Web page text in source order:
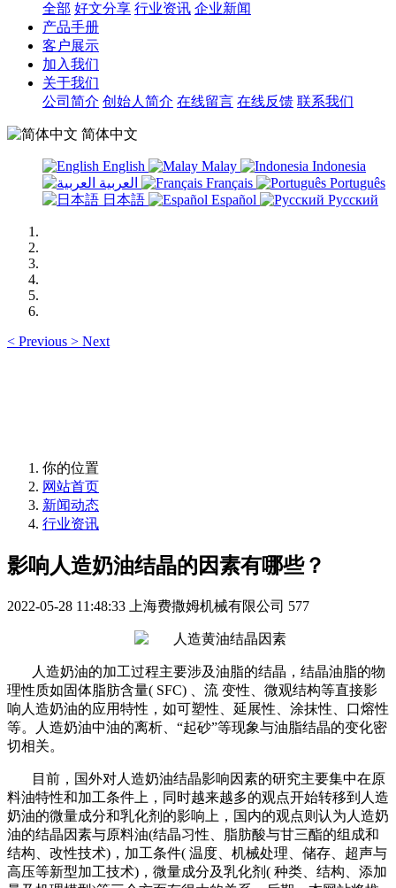
全部 好文分享 行业资讯 企业新闻
产品手册
客户展示
加入我们
关于我们
公司简介 创始人简介 在线留言 在线反馈 联系我们
简体中文
English Malay
Indonesia
Français
Português
日本語
Español Русский
< Previous > Next
你的位置
网站首页
新闻动态
行业资讯
影响人造奶油结晶的因素有哪些？
2022-05-28 11:48:33 上海费撒姆机械有限公司 577
人造奶油的加工过程主要涉及油脂的结晶，结晶油脂的物
理性质如固体脂肪含量( SFC) 、流 变性、微观结构等直接影
响人造奶油的应用特性，如可塑性、延展性、涂抹性、口熔性
等。人造奶油中油的离析、“起砂”等现象与油脂结晶的变化密
切相关。
目前，国外对人造奶油结晶影响因素的研究主要集中在原
料油特性和加工条件上，同时越来越多的观点开始转移到人造
奶油的微量成分和乳化剂的影响上，国内的观点则认为人造奶
油的结晶因素与原料油(结晶习性、脂肪酸与甘三酯的组成和
结构、改性技术)，加工条件( 温度、机械处理、储存、超声与
高压等新型加工技术)，微量成分及乳化剂( 种类、结构、添加